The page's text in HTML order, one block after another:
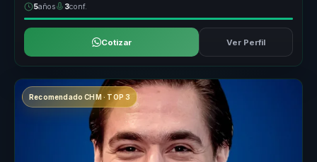
5años 3conf.
Cotizar Ver Perfil
Recomendado CHM · TOP 3